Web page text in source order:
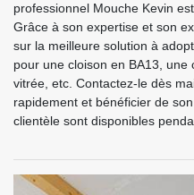
professionnel Mouche Kevin
Grâce à son expertise et son
sur la meilleure solution à
pour une cloison en BA13, une
vitrée, etc. Contactez-le dès
rapidement et bénéficier de
clientèle sont disponibles